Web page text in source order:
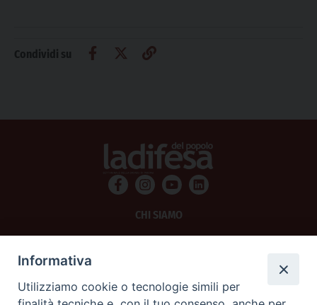
Condividi su
CHI SIAMO
Informativa
Utilizziamo cookie o tecnologie simili per